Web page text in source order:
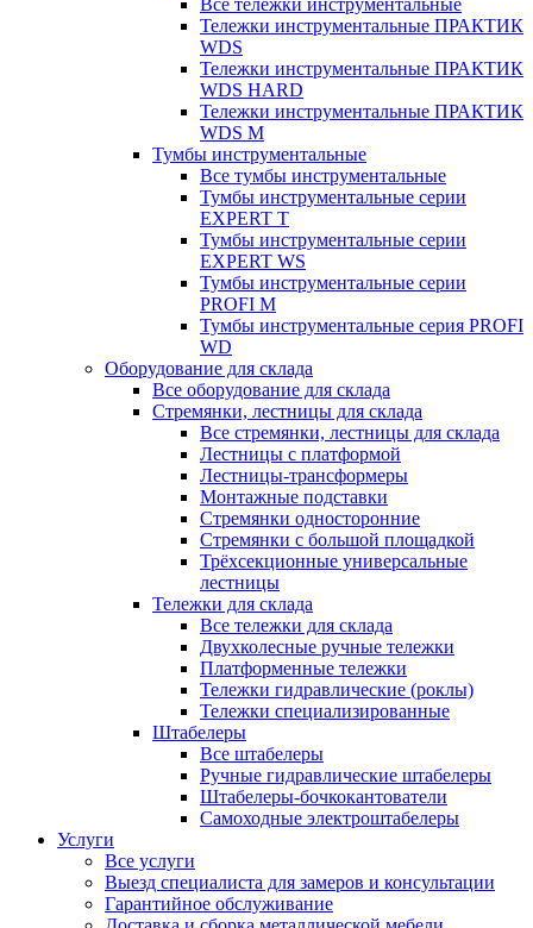
Все тележки инструментальные
Тележки инструментальные ПРАКТИК
WDS
Тележки инструментальные ПРАКТИК
WDS HARD
Тележки инструментальные ПРАКТИК
WDS M
Тумбы инструментальные
Все тумбы инструментальные
Тумбы инструментальные серии
EXPERT T
Тумбы инструментальные серии
EXPERT WS
Тумбы инструментальные серии
PROFI M
Тумбы инструментальные серия PROFI
WD
Оборудование для склада
Все оборудование для склада
Стремянки, лестницы для склада
Все стремянки, лестницы для склада
Лестницы с платформой
Лестницы-трансформеры
Монтажные подставки
Стремянки односторонние
Стремянки с большой площадкой
Трёхсекционные универсальные
лестницы
Тележки для склада
Все тележки для склада
Двухколесные ручные тележки
Платформенные тележки
Тележки гидравлические (роклы)
Тележки специализированные
Штабелеры
Все штабелеры
Ручные гидравлические штабелеры
Штабелеры-бочкокантователи
Самоходные электроштабелеры
Услуги
Все услуги
Выезд специалиста для замеров и консультации
Гарантийное обслуживание